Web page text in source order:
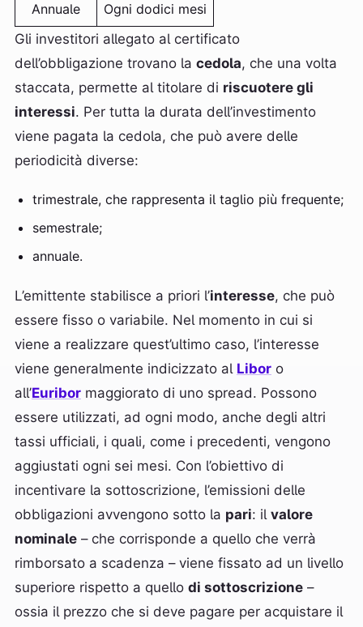
Annuale
Ogni dodici mesi
Gli investitori allegato al certificato
dell’obbligazione trovano la cedola, che una volta
staccata, permette al titolare di riscuotere gli
interessi. Per tutta la durata dell’investimento
viene pagata la cedola, che può avere delle
periodicità diverse:
trimestrale, che rappresenta il taglio più frequente;
semestrale;
annuale.
L’emittente stabilisce a priori l’interesse, che può
essere fisso o variabile. Nel momento in cui si
viene a realizzare quest’ultimo caso, l’interesse
viene generalmente indicizzato al Libor o
all’Euribor maggiorato di uno spread. Possono
essere utilizzati, ad ogni modo, anche degli altri
tassi ufficiali, i quali, come i precedenti, vengono
aggiustati ogni sei mesi. Con l’obiettivo di
incentivare la sottoscrizione, l’emissioni delle
obbligazioni avvengono sotto la pari: il valore
nominale – che corrisponde a quello che verrà
rimborsato a scadenza – viene fissato ad un livello
superiore rispetto a quello di sottoscrizione –
ossia il prezzo che si deve pagare per acquistare il